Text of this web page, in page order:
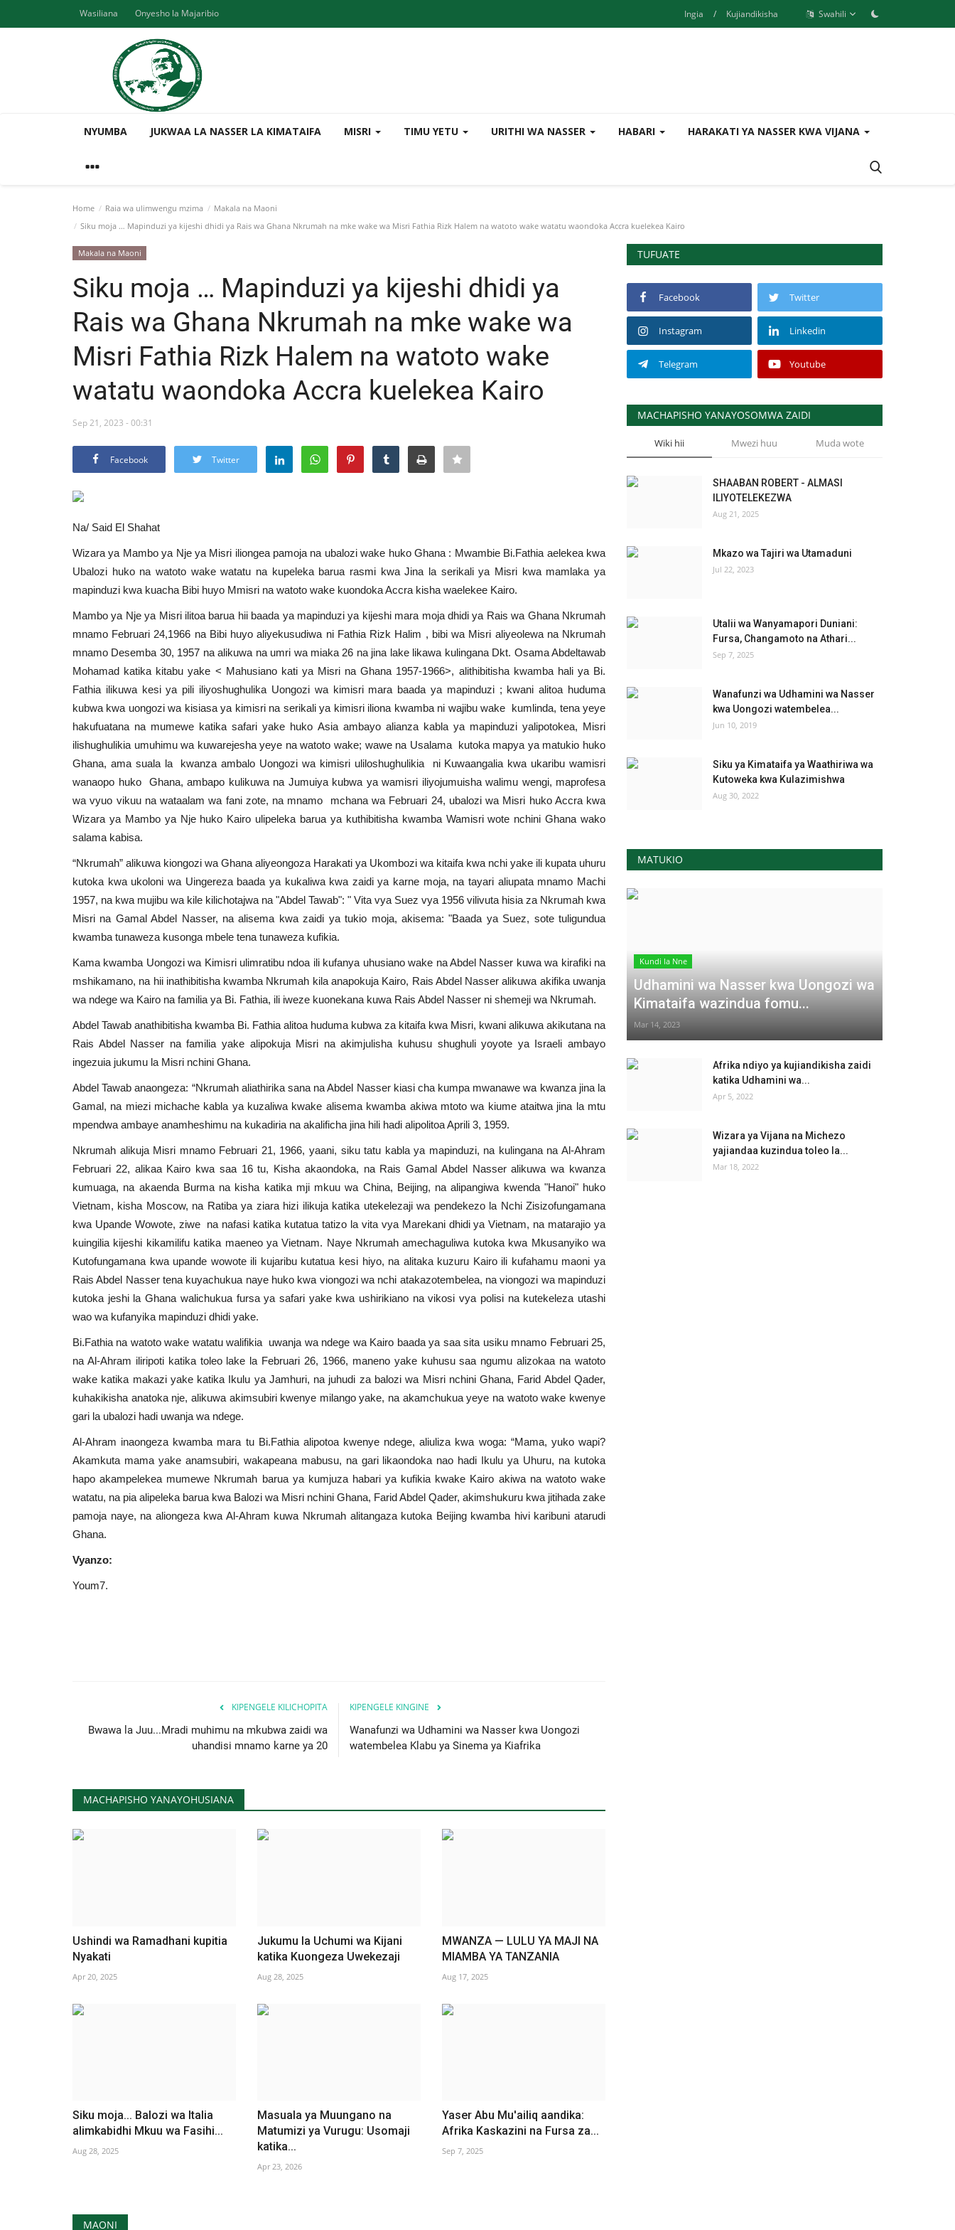
Wasiliana Onyesho la Majaribio Ingia / Kujiandikisha Swahili
NYUMBA JUKWAA LA NASSER LA KIMATAIFA MISRI TIMU YETU URITHI WA NASSER HABARI HARAKATI YA NASSER KWA VIJANA
Home Raia wa ulimwengu mzima
Makala na Maoni
Siku moja … Mapinduzi ya kijeshi dhidi ya Rais wa Ghana Nkrumah na mke wake wa Misri Fathia Rizk Halem na watoto wake watatu waondoka Accra kuelekea Kairo
Makala na Maoni
Siku moja … Mapinduzi ya kijeshi dhidi ya
Rais wa Ghana Nkrumah na mke wake wa
Misri Fathia Rizk Halem na watoto wake
watatu waondoka Accra kuelekea Kairo
Sep 21, 2023 - 00:31
Facebook Twitter
Na/ Said El Shahat
Wizara ya Mambo ya Nje ya Misri iliongea pamoja na ubalozi wake huko Ghana : Mwambie Bi.Fathia aelekea kwa
Ubalozi huko na watoto wake watatu na kupeleka barua rasmi kwa Jina la serikali ya Misri kwa mamlaka ya
mapinduzi kwa kuacha Bibi huyo Mmisri na watoto wake kuondoka Accra kisha waelekee Kairo.
Mambo ya Nje ya Misri ilitoa barua hii baada ya mapinduzi ya kijeshi mara moja dhidi ya Rais wa Ghana Nkrumah
mnamo Februari 24,1966 na Bibi huyo aliyekusudiwa ni Fathia Rizk Halim , bibi wa Misri aliyeolewa na Nkrumah
mnamo Desemba 30, 1957 na alikuwa na umri wa miaka 26 na jina lake likawa kulingana Dkt. Osama Abdeltawab
Mohamad katika kitabu yake < Mahusiano kati ya Misri na Ghana 1957-1966>, alithibitisha kwamba hali ya Bi.
Fathia ilikuwa kesi ya pili iliyoshughulika Uongozi wa kimisri mara baada ya mapinduzi ; kwani alitoa huduma
kubwa kwa uongozi wa kisiasa ya kimisri na serikali ya kimisri iliona kwamba ni wajibu wake kumlinda, tena yeye
hakufuatana na mumewe katika safari yake huko Asia ambayo alianza kabla ya mapinduzi yalipotokea, Misri
ilishughulikia umuhimu wa kuwarejesha yeye na watoto wake; wawe na Usalama kutoka mapya ya matukio huko
Ghana, ama suala la kwanza ambalo Uongozi wa kimisri uliloshughulikia ni Kuwaangalia kwa ukaribu wamisri
wanaopo huko Ghana, ambapo kulikuwa na Jumuiya kubwa ya wamisri iliyojumuisha walimu wengi, maprofesa
wa vyuo vikuu na wataalam wa fani zote, na mnamo mchana wa Februari 24, ubalozi wa Misri huko Accra kwa
Wizara ya Mambo ya Nje huko Kairo ulipeleka barua ya kuthibitisha kwamba Wamisri wote nchini Ghana wako
salama kabisa.
“Nkrumah” alikuwa kiongozi wa Ghana aliyeongoza Harakati ya Ukombozi wa kitaifa kwa nchi yake ili kupata uhuru
kutoka kwa ukoloni wa Uingereza baada ya kukaliwa kwa zaidi ya karne moja, na tayari aliupata mnamo Machi
1957, na kwa mujibu wa kile kilichotajwa na "Abdel Tawab": " Vita vya Suez vya 1956 vilivuta hisia za Nkrumah kwa
Misri na Gamal Abdel Nasser, na alisema kwa zaidi ya tukio moja, akisema: "Baada ya Suez, sote tuligundua
kwamba tunaweza kusonga mbele tena tunaweza kufikia.
Kama kwamba Uongozi wa Kimisri ulimratibu ndoa ili kufanya uhusiano wake na Abdel Nasser kuwa wa kirafiki na
mshikamano, na hii inathibitisha kwamba Nkrumah kila anapokuja Kairo, Rais Abdel Nasser alikuwa akifika uwanja
wa ndege wa Kairo na familia ya Bi. Fathia, ili iweze kuonekana kuwa Rais Abdel Nasser ni shemeji wa Nkrumah.
Abdel Tawab anathibitisha kwamba Bi. Fathia alitoa huduma kubwa za kitaifa kwa Misri, kwani alikuwa akikutana na
Rais Abdel Nasser na familia yake alipokuja Misri na akimjulisha kuhusu shughuli yoyote ya Israeli ambayo
ingezuia jukumu la Misri nchini Ghana.
Abdel Tawab anaongeza: “Nkrumah aliathirika sana na Abdel Nasser kiasi cha kumpa mwanawe wa kwanza jina la
Gamal, na miezi michache kabla ya kuzaliwa kwake alisema kwamba akiwa mtoto wa kiume ataitwa jina la mtu
mpendwa ambaye anamheshimu na kukadiria na akalificha jina hili hadi alipolitoa Aprili 3, 1959.
Nkrumah alikuja Misri mnamo Februari 21, 1966, yaani, siku tatu kabla ya mapinduzi, na kulingana na Al-Ahram
Februari 22, alikaa Kairo kwa saa 16 tu, Kisha akaondoka, na Rais Gamal Abdel Nasser alikuwa wa kwanza
kumuaga, na akaenda Burma na kisha katika mji mkuu wa China, Beijing, na alipangiwa kwenda "Hanoi" huko
Vietnam, kisha Moscow, na Ratiba ya ziara hizi ilikuja katika utekelezaji wa pendekezo la Nchi Zisizofungamana
kwa Upande Wowote, ziwe na nafasi katika kutatua tatizo la vita vya Marekani dhidi ya Vietnam, na matarajio ya
kuingilia kijeshi kikamilifu katika maeneo ya Vietnam. Naye Nkrumah amechaguliwa kutoka kwa Mkusanyiko wa
Kutofungamana kwa upande wowote ili kujaribu kutatua kesi hiyo, na alitaka kuzuru Kairo ili kufahamu maoni ya
Rais Abdel Nasser tena kuyachukua naye huko kwa viongozi wa nchi atakazotembelea, na viongozi wa mapinduzi
kutoka jeshi la Ghana walichukua fursa ya safari yake kwa ushirikiano na vikosi vya polisi na kutekeleza utashi
wao wa kufanyika mapinduzi dhidi yake.
Bi.Fathia na watoto wake watatu walifikia uwanja wa ndege wa Kairo baada ya saa sita usiku mnamo Februari 25,
na Al-Ahram iliripoti katika toleo lake la Februari 26, 1966, maneno yake kuhusu saa ngumu alizokaa na watoto
wake katika makazi yake katika Ikulu ya Jamhuri, na juhudi za balozi wa Misri nchini Ghana, Farid Abdel Qader,
kuhakikisha anatoka nje, alikuwa akimsubiri kwenye milango yake, na akamchukua yeye na watoto wake kwenye
gari la ubalozi hadi uwanja wa ndege.
Al-Ahram inaongeza kwamba mara tu Bi.Fathia alipotoa kwenye ndege, aliuliza kwa woga: “Mama, yuko wapi?
Akamkuta mama yake anamsubiri, wakapeana mabusu, na gari likaondoka nao hadi Ikulu ya Uhuru, na kutoka
hapo akampelekea mumewe Nkrumah barua ya kumjuza habari ya kufikia kwake Kairo akiwa na watoto wake
watatu, na pia alipeleka barua kwa Balozi wa Misri nchini Ghana, Farid Abdel Qader, akimshukuru kwa jitihada zake
pamoja naye, na aliongeza kwa Al-Ahram kuwa Nkrumah alitangaza kutoka Beijing kwamba hivi karibuni atarudi
Ghana.
Vyanzo:
Youm7.
KIPENGELE KILICHOPITA
Bwawa la Juu...Mradi muhimu na mkubwa zaidi wa
uhandisi mnamo karne ya 20
KIPENGELE KINGINE
Wanafunzi wa Udhamini wa Nasser kwa Uongozi
watembelea Klabu ya Sinema ya Kiafrika
MACHAPISHO YANAYOHUSIANA
Ushindi wa Ramadhani kupitia
Nyakati
Apr 20, 2025
Jukumu la Uchumi wa Kijani
katika Kuongeza Uwekezaji
Aug 28, 2025
MWANZA — LULU YA MAJI NA
MIAMBA YA TANZANIA
Aug 17, 2025
Siku moja... Balozi wa Italia
alimkabidhi Mkuu wa Fasihi...
Aug 28, 2025
Masuala ya Muungano na
Matumizi ya Vurugu: Usomaji
katika...
Apr 23, 2026
Yaser Abu Mu'ailiq aandika:
Afrika Kaskazini na Fursa za...
Sep 7, 2025
MAONI
TUFUATE
Facebook Twitter
Instagram Linkedin
Telegram Youtube
MACHAPISHO YANAYOSOMWA ZAIDI
Wiki hii Mwezi huu Muda wote
SHAABAN ROBERT - ALMASI
ILIYOTELEKEZWA
Aug 21, 2025
Mkazo wa Tajiri wa Utamaduni
Jul 22, 2023
Utalii wa Wanyamapori Duniani:
Fursa, Changamoto na Athari...
Sep 7, 2025
Wanafunzi wa Udhamini wa Nasser
kwa Uongozi watembelea...
Jun 10, 2019
Siku ya Kimataifa ya Waathiriwa wa
Kutoweka kwa Kulazimishwa
Aug 30, 2022
MATUKIO
Kundi la Nne
Udhamini wa Nasser kwa Uongozi wa
Kimataifa wazindua fomu...
Mar 14, 2023
Afrika ndiyo ya kujiandikisha zaidi
katika Udhamini wa...
Apr 5, 2022
Wizara ya Vijana na Michezo
yajiandaa kuzindua toleo la...
Mar 18, 2022